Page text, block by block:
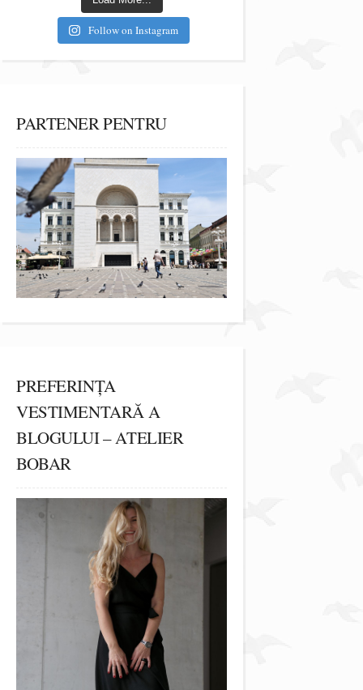
Follow on Instagram
PARTENER PENTRU
PREFERINȚA
VESTIMENTARĂ A
BLOGULUI – ATELIER
BOBAR